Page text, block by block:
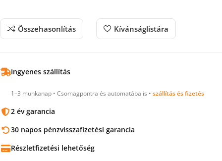
Összehasonlítás Kívánságlistára
Ingyenes szállítás
1–3 munkanap • Csomagpontra és automatába is • szállítás és fizetés
2 év garancia
30 napos pénzvisszafizetési garancia
Részletfizetési lehetőség